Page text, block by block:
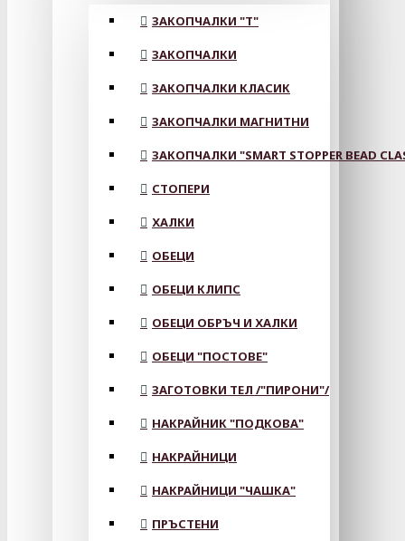
ЗАКОПЧАЛКИ "Т"
ЗАКОПЧАЛКИ
ЗАКОПЧАЛКИ КЛАСИК
ЗАКОПЧАЛКИ МАГНИТНИ
ЗАКОПЧАЛКИ "SMART STOPPER BEAD
СТОПЕРИ
ХАЛКИ
ОБЕЦИ
ОБЕЦИ КЛИПС
ОБЕЦИ ОБРЪЧ И ХАЛКИ
ОБЕЦИ "ПОСТОВЕ"
ЗАГОТОВКИ ТЕЛ /"ПИРОНИ"/
НАКРАЙНИК "ПОДКОВА"
НАКРАЙНИЦИ
НАКРАЙНИЦИ "ЧАШКА"
ПРЪСТЕНИ